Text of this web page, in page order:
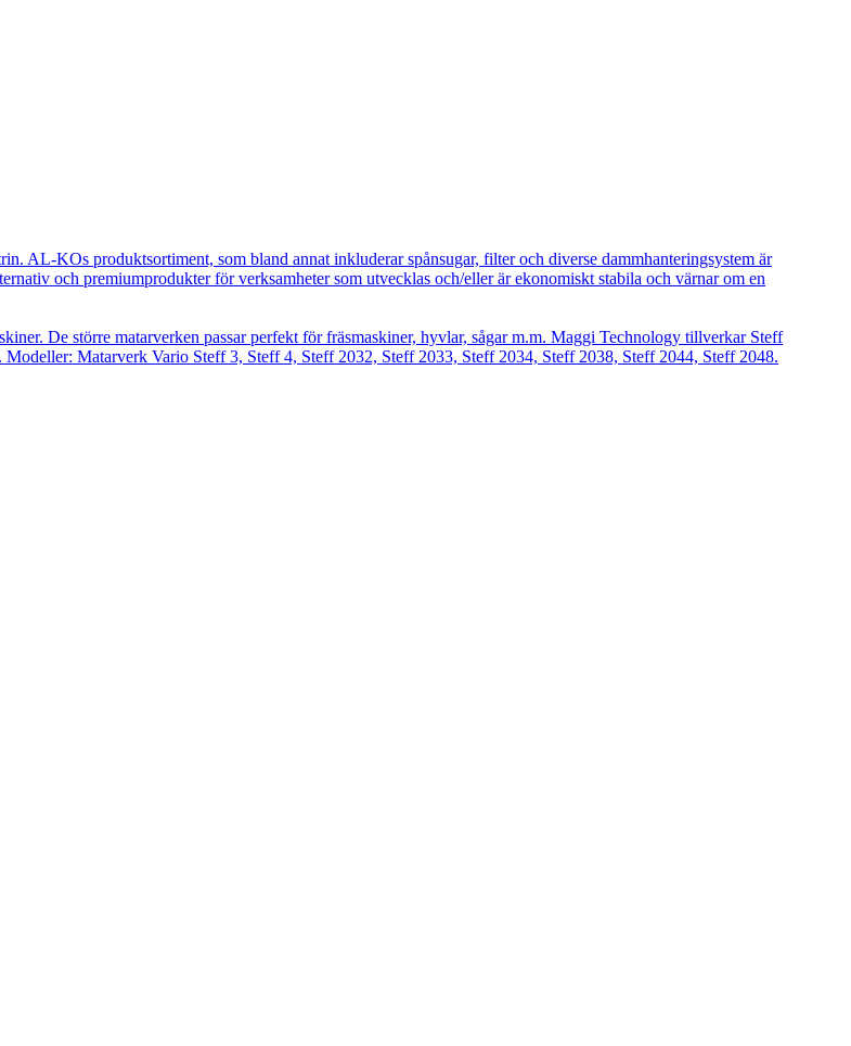
AL-KOs produktsortiment, som bland annat inkluderar spånsugar, filter och diverse dammhanteringsystem är
och premiumprodukter för verksamheter som utvecklas och/eller är ekonomiskt stabila och värnar om en
De större matarverken passar perfekt för fräsmaskiner, hyvlar, sågar m.m. Maggi Technology tillverkar Steff
Matarverk Vario Steff 3, Steff 4, Steff 2032, Steff 2033, Steff 2034, Steff 2038, Steff 2044, Steff 2048.